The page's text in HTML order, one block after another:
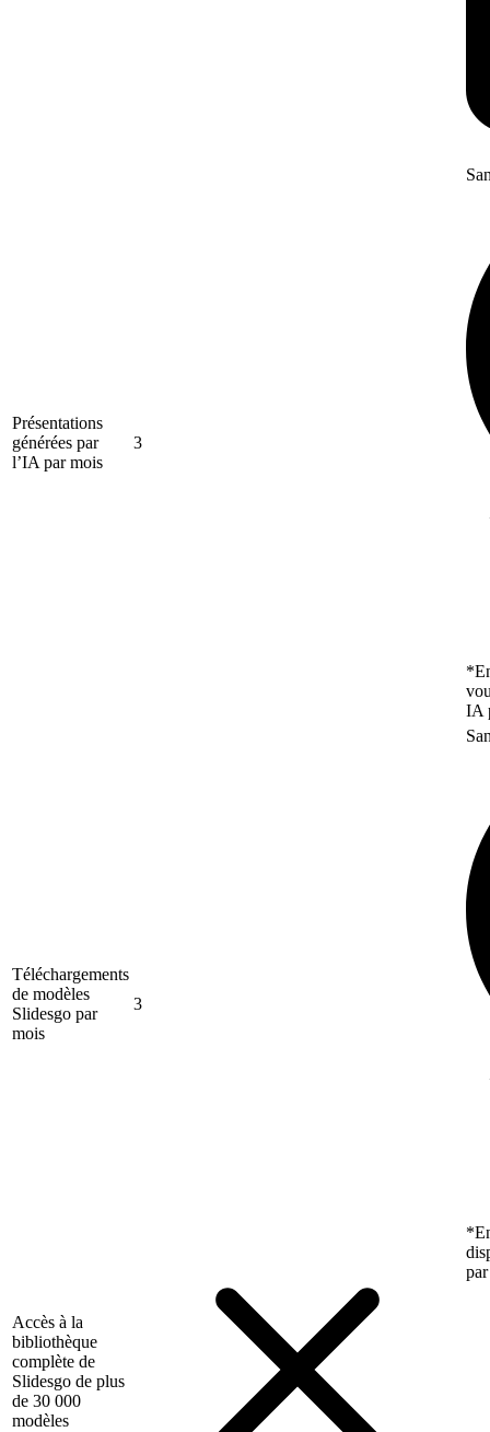
Présentations
générées par
l’IA par mois
3
IA
Téléchargements
de modèles
Slidesgo par
mois
3
Accès à la
bibliothèque
complète de
Slidesgo de plus
de 30 000
modèles